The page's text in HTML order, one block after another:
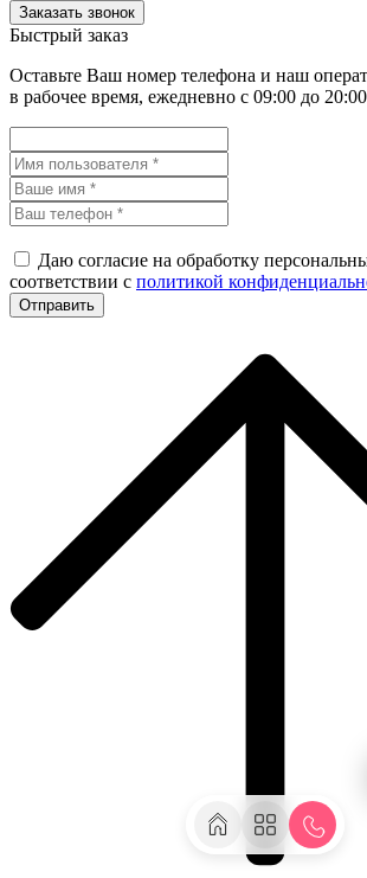
Быстрый заказ
Оставьте Ваш номер телефона и наш
в рабочее время, ежедневно с 09:00 до
Даю согласие на обработку
соответствии с политикой